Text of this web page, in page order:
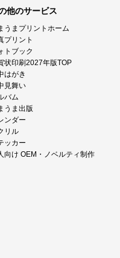
他のサービス
うまプリントホーム
プリント
トブック
状印刷2027年版TOP
はがき
見舞い
バム
うま出版
ンダー
リル
ッカー
向け OEM・ノベルティ制作